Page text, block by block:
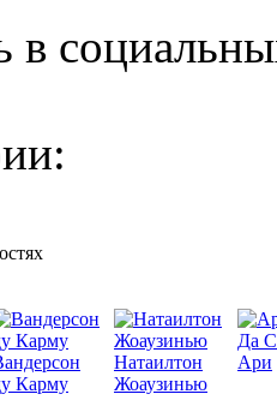
в
Карму
Натаилтон
Жоаузинью
Да
Ари